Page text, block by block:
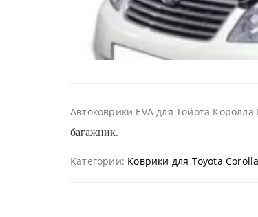
Автоковрики EVA для Тойота
багажник.
Категории: Коврики для Toyota Corolla